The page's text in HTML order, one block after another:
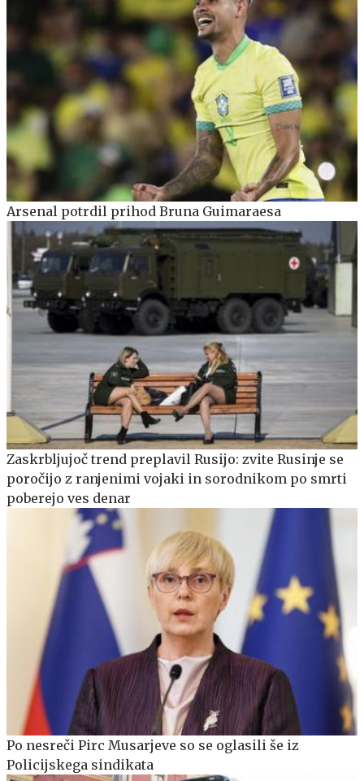
Arsenal potrdil prihod Bruna Guimaraesa
Zaskrbljujoč trend preplavil Rusijo: zvite Rusinje se
poročijo z ranjenimi vojaki in sorodnikom po smrti
poberejo ves denar
Po nesreči Pirc Musarjeve so se oglasili še iz
Policijskega sindikata